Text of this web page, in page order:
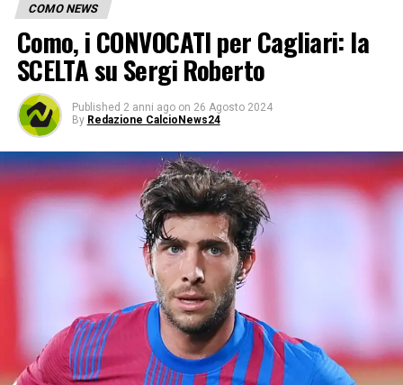
COMO NEWS
Como, i CONVOCATI per Cagliari: la
SCELTA su Sergi Roberto
Published 2 anni ago on 26 Agosto 2024
By Redazione CalcioNews24